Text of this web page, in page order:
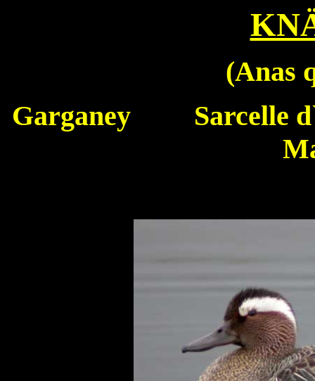
(Anas
Garganey
Sarcelle